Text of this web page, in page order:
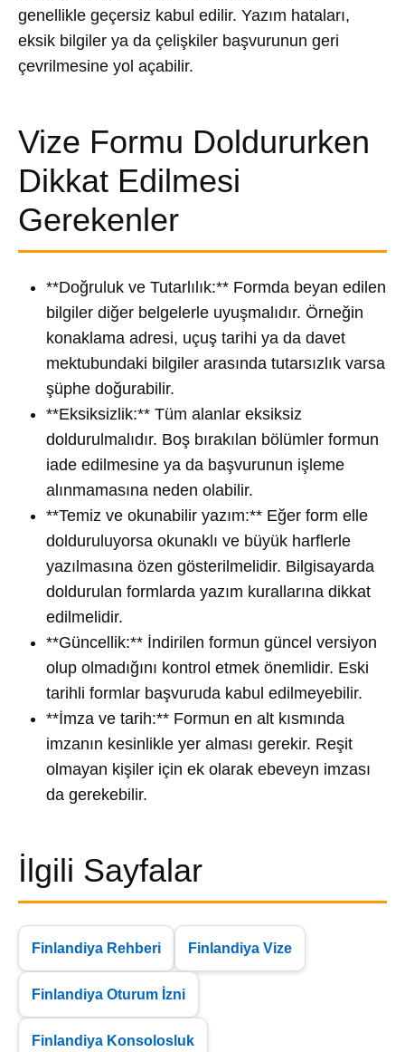
genellikle geçersiz kabul edilir. Yazım hataları,
eksik bilgiler ya da çelişkiler başvurunun geri
çevrilmesine yol açabilir.
Vize Formu Doldururken
Dikkat Edilmesi
Gerekenler
**Doğruluk ve Tutarlılık:** Formda beyan edilen
bilgiler diğer belgelerle uyuşmalıdır. Örneğin
konaklama adresi, uçuş tarihi ya da davet
mektubundaki bilgiler arasında tutarsızlık varsa
şüphe doğurabilir.
**Eksiksizlik:** Tüm alanlar eksiksiz
doldurulmalıdır. Boş bırakılan bölümler formun
iade edilmesine ya da başvurunun işleme
alınmamasına neden olabilir.
**Temiz ve okunabilir yazım:** Eğer form elle
dolduruluyorsa okunaklı ve büyük harflerle
yazılmasına özen gösterilmelidir. Bilgisayarda
doldurulan formlarda yazım kurallarına dikkat
edilmelidir.
**Güncellik:** İndirilen formun güncel versiyon
olup olmadığını kontrol etmek önemlidir. Eski
tarihli formlar başvuruda kabul edilmeyebilir.
**İmza ve tarih:** Formun en alt kısmında
imzanın kesinlikle yer alması gerekir. Reşit
olmayan kişiler için ek olarak ebeveyn imzası
da gerekebilir.
İlgili Sayfalar
Finlandiya Rehberi Finlandiya Vize
Finlandiya Oturum İzni
Finlandiya Konsolosluk